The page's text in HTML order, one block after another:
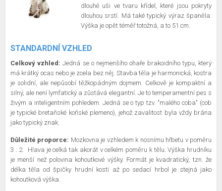
dlouhé uši ve tvaru křídel, které jsou pokryty
dlouhou srstí. Má také typický výraz španěla.
Výška je opět téměř totožná, a to 51 cm.
STANDARDNÍ VZHLED
Celkový vzhled: Jedná se o nejmenšího ohaře brakoidního typu, který
má krátký ocas nebo je zcela bez něj. Stavba těla je harmonická, kostra
je solidní, ale nepůsobí těžkopádným dojmem. Celkově je kompaktní a
silný, ale není lymfatický a zůstává elegantní. Je to temperamentní pes s
živým a inteligentním pohledem. Jedná se o typ tzv. "malého coba" (cob
je typické bretaňské koňské plemeno), jehož zavalitost byla vždy brána
jako typický znak.
Důležité proporce: Mozkovna je vzhledem k nosnímu hřbetu v poměru
3 : 2.
Hlava je celká tak akorát v celkém poměru k tělu. Výška hrudníku
je menší než polovina kohoutkové výšky. Formát je kvadratický, tzn. že
délka těla od špičky hrudní kosti až po sedací hrbol je stejná jako
kohoutková výška.